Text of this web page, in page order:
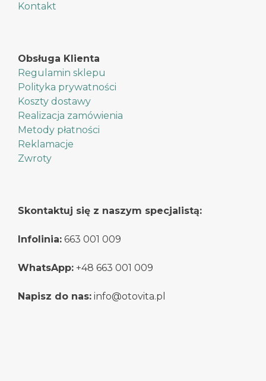
Kontakt
Obsługa Klienta
Regulamin sklepu
Polityka prywatności
Koszty dostawy
Realizacja zamówienia
Metody płatności
Reklamacje
Zwroty
Skontaktuj się z naszym specjalistą:
Infolinia: 663 001 009
WhatsApp: +48 663 001 009
Napisz do nas: info@otovita.pl